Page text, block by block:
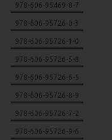
978-606-95469-8-7
978-606-95726-0-3
978-606-95726-1-0
978-606-95726-5-8
978-606-95726-6-5
978-606-95726-8-9
978-606-95726-7-2
978-606-95726-9-6